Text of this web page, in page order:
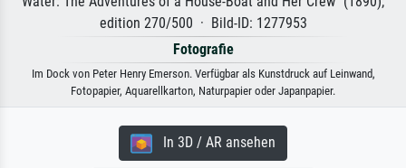
edition 270/500 · Bild-ID: 1277953
Fotografie
Im Dock von Peter Henry Emerson. Verfügbar als Kunstdruck auf Leinwand,
Fotopapier, Aquarellkarton, Naturpapier oder Japanpapier.
In 3D / AR ansehen